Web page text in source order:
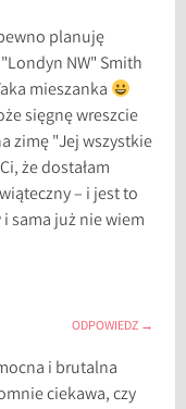
planuję
NW" Smith
mieszanka
sięgnę wreszcie
zimę "Jej wszystkie
że dostałam
– i jest to
i sama już nie wiem
ODPOWIEDZ
i brutalna
ciekawa, czy